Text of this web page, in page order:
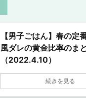
【男子ごはん】春の定
風ダレの黄金比率のま
（2022.4.10）
続きを見る